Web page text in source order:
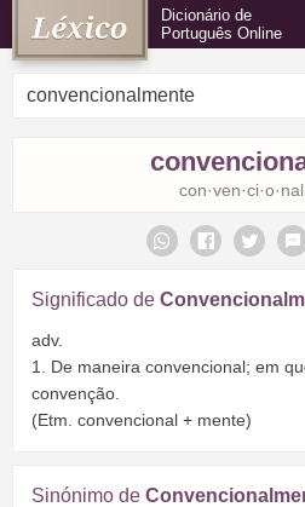
Dicionário de
Português Online
Significado de
adv.
1. De maneira convencional; em
convenção.
(Etm. convencional + mente)
Sinónimo de